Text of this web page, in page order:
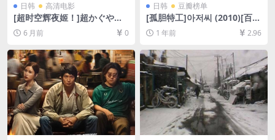
日韩 高清电影
[超时空辉夜姬！]超かぐや
姫！ (2026)[百度网盘+夸克网
盘1080P超清未删减资源][网
盘在线播放/下载][MP4/4.8G
B][中文字幕]
6 月前 0
日韩 豆瓣榜单
[孤胆特工]아저씨 (2010)[百度
网盘+夸克网盘1080P超清未
删减资源][网盘在线播放/下
载][MP4/8.2GB][中文字幕]
1 年前 2.96